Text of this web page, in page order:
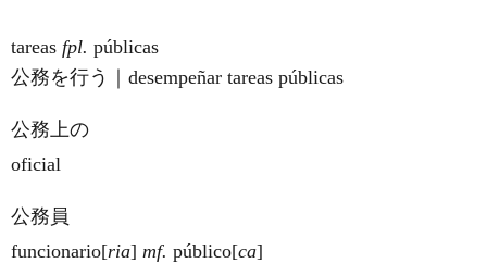
tareas fpl. públicas
公務を行う｜desempeñar tareas públicas
公務上の
oficial
公務員
funcionario[ria] mf. público[ca]